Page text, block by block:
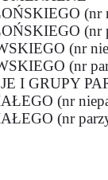
(nr
(nr
(nr
(nr
I GRUPY
(nr
(nr